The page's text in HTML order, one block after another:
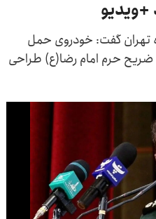
تهران گفت: خودروی حمل
حرم امام رضا(ع) طراحی